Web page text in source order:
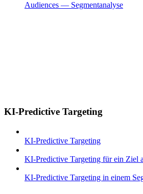
Audiences — Segmentanalyse
KI-Predictive Targeting
KI-Predictive Targeting
KI-Predictive Targeting für ein Ziel
KI-Predictive Targeting in einem